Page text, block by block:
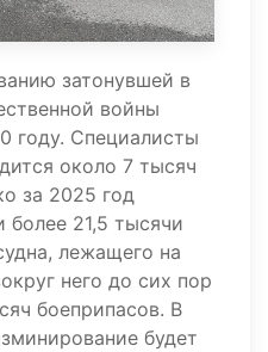
затонувшей в
войны
году. Специалисты
около 7 тысяч
за 2025 год
более 21,5 тысячи
лежащего на
него до сих пор
боеприпасов. В
будет